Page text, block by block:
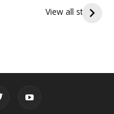
View all stories
ఇంద్రకీలాద్రి గిరి ప్రదక్షిణ